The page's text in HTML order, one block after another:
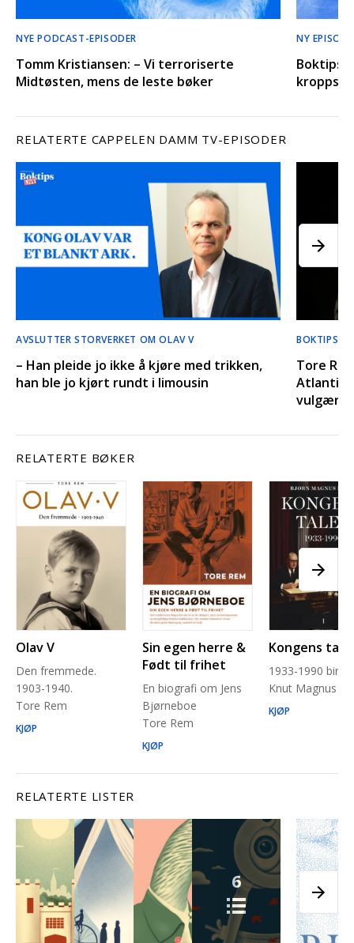
NYE PODCAST-EPISODER
Tomm Kristiansen: – Vi terroriserte
Midtøsten, mens de leste bøker
NY EPISODE
Boktips’
RELATERTE CAPPELEN DAMM TV-EPISODER
AVSLUTTER STORVERKET OM OLAV V
– Han pleide jo ikke å kjøre med trikken,
han ble jo kjørt rundt i limousin
BOKTIPS
Tore
Atlantic
RELATERTE BØKER
Olav V
Den fremmede.
1903-1940.
Tore Rem
KJØP
Sin egen herre &
Født til frihet
En biografi om Jens
Bjørneboe
Tore Rem
KJØP
Kongens
1933-1990 bind
Knut Magnus
KJØP
RELATERTE LISTER
6